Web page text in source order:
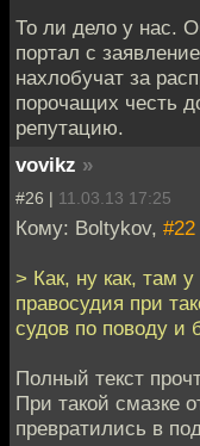
То ли дело у нас.
портал с
нахлобучат за
порочащих честь
репутацию.
vovikz »
#26 | 11.03.13 17:25
Кому: Boltykov, #22
> Как, ну как, там
правосудия при
судов по поводу и
Полный текст
При такой смазке
превратились в